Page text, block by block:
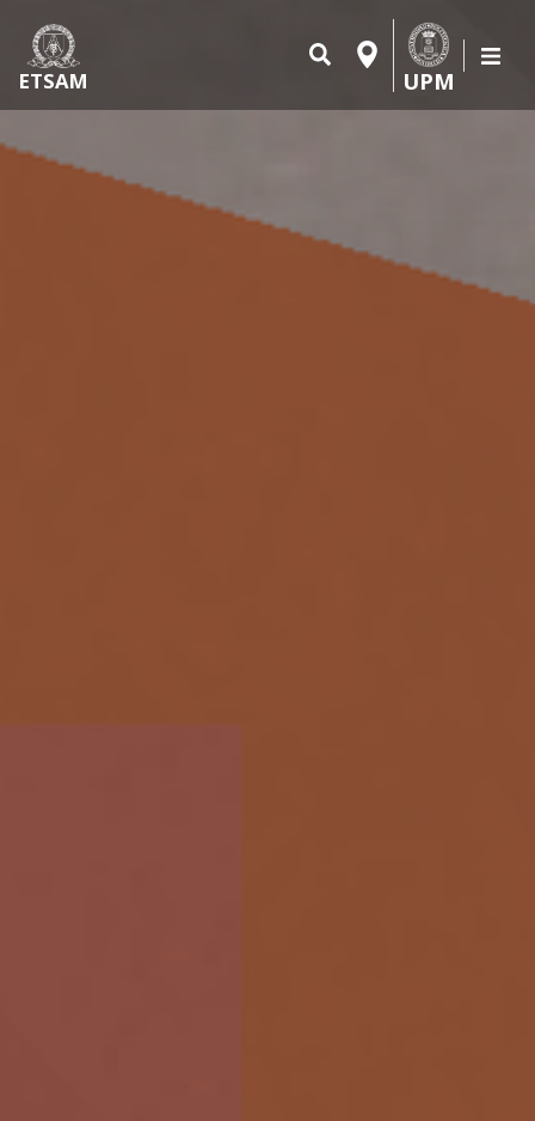
ETSAM UPM